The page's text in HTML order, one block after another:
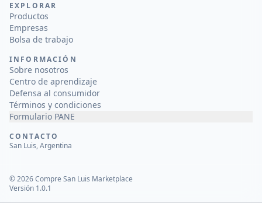
EXPLORAR
Productos
Empresas
Bolsa de trabajo
INFORMACIÓN
Sobre nosotros
Centro de aprendizaje
Defensa al consumidor
Términos y condiciones
Formulario PANE
CONTACTO
San Luis, Argentina
©2026Compre San Luis Marketplace
Versión 1.0.1